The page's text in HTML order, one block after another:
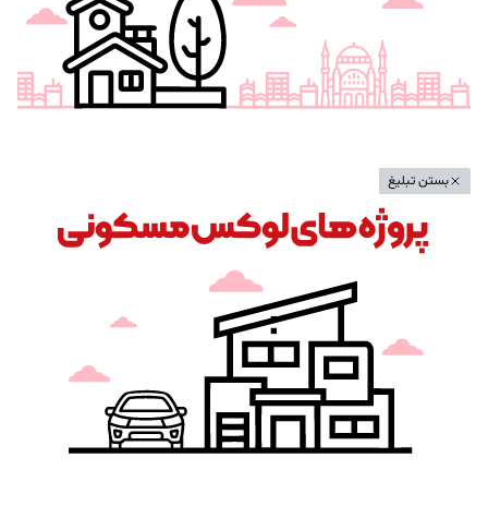
بستن تبلیغ